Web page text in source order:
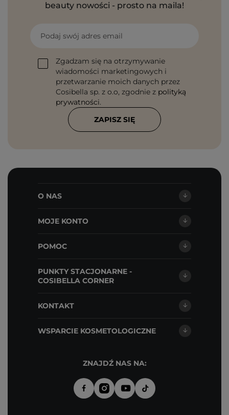
beauty nowości - prosto na maila!
Podaj swój adres email
Zgadzam się na otrzymywanie
wiadomości marketingowych i
przetwarzanie moich danych przez
Cosibella sp. z o.o, zgodnie z polityką
prywatności.
ZAPISZ SIĘ
O NAS
MOJE KONTO
POMOC
PUNKTY STACJONARNE -
COSIBELLA CORNER
KONTAKT
WSPARCIE KOSMETOLOGICZNE
ZNAJDŹ NAS NA: